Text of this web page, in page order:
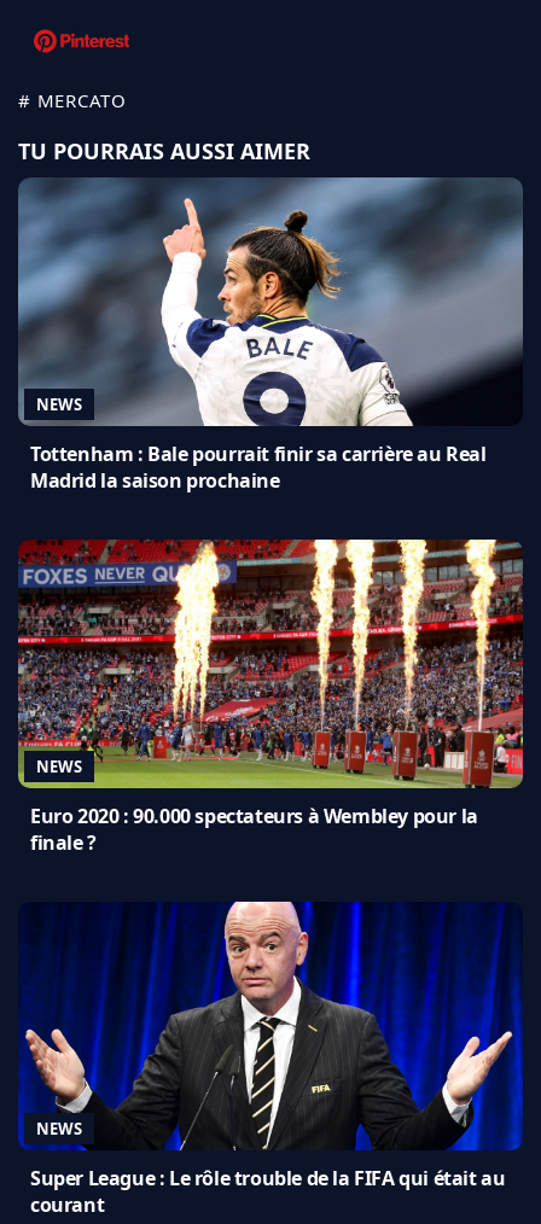
# MERCATO
TU POURRAIS AUSSI AIMER
NEWS
Tottenham : Bale pourrait finir sa carrière au Real
Madrid la saison prochaine
NEWS
Euro 2020 : 90.000 spectateurs à Wembley pour la
finale ?
NEWS
Super League : Le rôle trouble de la FIFA qui était au
courant